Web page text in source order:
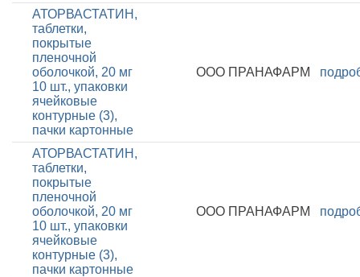
АТОРВАСТАТИН,
таблетки,
покрытые
пленочной
оболочкой, 20 мг
10 шт., упаковки
ячейковые
контурные (3),
пачки картонные
ООО ПРАНАФАРМ
АТОРВАСТАТИН,
таблетки,
покрытые
пленочной
оболочкой, 20 мг
10 шт., упаковки
ячейковые
контурные (3),
пачки картонные
ООО ПРАНАФАРМ